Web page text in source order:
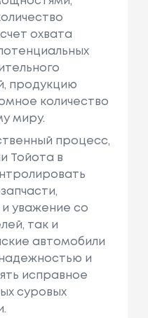
охвата
продукцию
количество
миру.
процесс,
Тойота в
уважение со
так и
автомобили
и
исправное
суровых